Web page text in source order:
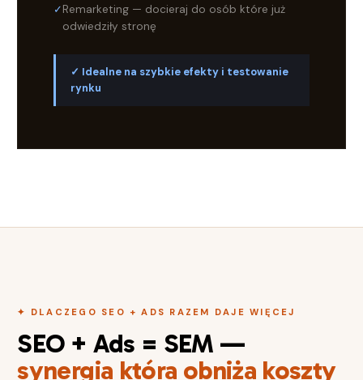
Remarketing — docieraj do osób które już
odwiedziły stronę
✓ Idealne na szybkie efekty i testowanie
rynku
✦ DLACZEGO SEO + ADS RAZEM DAJE WIĘCEJ
SEO + Ads = SEM —
synergia która obniża koszty